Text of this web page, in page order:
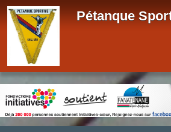
Pétanque
Panneau de gestion des cookies